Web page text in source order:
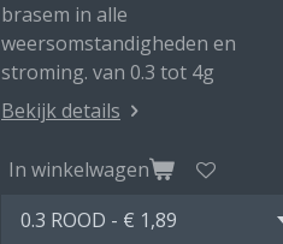
brasem in alle
weersomstandigheden en
stroming. van 0.3 tot 4g
Bekijk details
In winkelwagen